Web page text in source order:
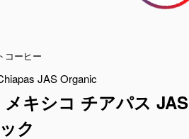
コーヒー
JAS Organic
キシコ チアパス JAS
ク